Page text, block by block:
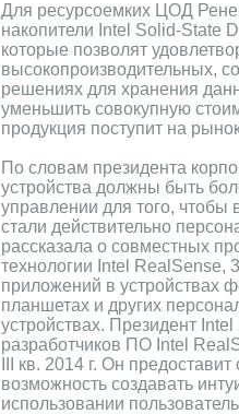
Для ресурсоемких ЦОД
накопители Intel Solid-State
которые позволят
высокопроизводительных,
решениях для хранения
уменьшить совокупную
продукция поступит на
По словам президента
устройства должны быть
управлении для того, чтобы
стали действительно
рассказала о совместных
технологии Intel RealSense,
приложений в устройствах
планшетах и других
устройствах. Президент
разработчиков ПО Intel
III кв. 2014 г. Он
возможность создавать
использовании